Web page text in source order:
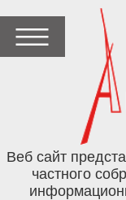
Веб сайт
частного